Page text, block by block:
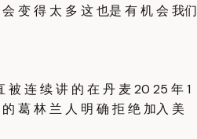
变 得 太 多 这 也是 有 机 会 我们
被 连 续 讲 的 在 丹 麦 20 25 年 1
葛 林 兰 人 明 确 拒 绝 加入 美